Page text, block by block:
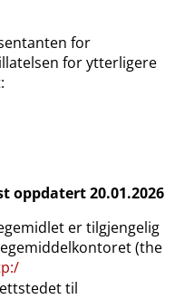
for
for ytterligere
oppdatert 20.01.2026
er tilgjengelig
(the
til